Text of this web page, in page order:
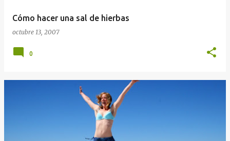
Cómo hacer una sal de hierbas
octubre 13, 2007
0